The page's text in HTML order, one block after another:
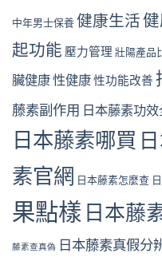
中年男士保養健康生活
起功能 壓力管理 壯陽產品
臟健康性健康性功能改善
藤素副作用 日本藤素功
日本藤素哪買
素官網 日本藤素怎麼查
果點樣 日本藤
藤素查真偽 日本藤素真假分